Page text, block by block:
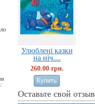
Улюблені казки
на ніч....
260.00 грн.
Оставьте свой отзыв